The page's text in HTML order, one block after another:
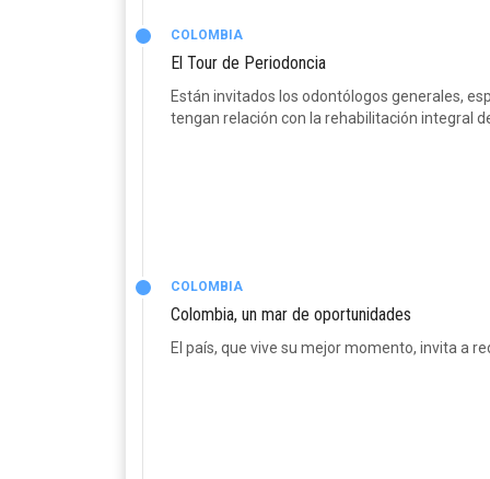
COLOMBIA
El Tour de Periodoncia
Están invitados los odontólogos generales,
tengan relación con la rehabilitación integral
COLOMBIA
Colombia, un mar de oportunidades
El país, que vive su mejor momento, invita a